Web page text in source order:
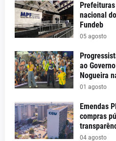
nacional
Fundeb
05 agosto
ao
Nogueira
01 agosto
Emendas
compras
04 agosto